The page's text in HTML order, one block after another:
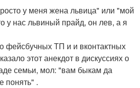
у меня жена львица" или "мой
у нас львиный прайд, он лев, а я
фейсбучных ТП и и вконтактных
этот анекдот в дискуссиях о
семьи, мол: "вам быкам да
понять" .